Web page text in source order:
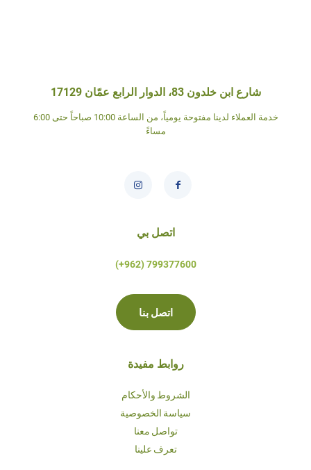
شارع ابن خلدون 83، الدوار الرابع عمّان 17129
خدمة العملاء لدينا مفتوحة يومياً، من الساعة 10:00 صباحاً حتى 6:00
مساءً
اتصل بي
799377600 (962+)
اتصل بنا
روابط مفيدة
الشروط والأحكام
سياسة الخصوصية
تواصل معنا
تعرف علينا